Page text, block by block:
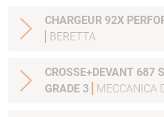
CHARGEUR 92X
BERETTA
CROSSE+DEVANT 687
GRADE 3
MECCANICA